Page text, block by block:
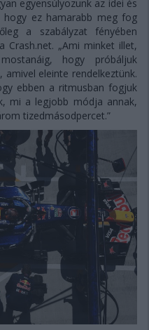
egyensúlyozunk az idei és
ez hamarabb meg fog
a szabályzat fényében
Crash.net. „Ami minket illet,
hogy próbáljuk
eleinte rendelkeztünk.
ebben a ritmusban fogjuk
mi a legjobb módja annak,
tizedmásodpercet.”